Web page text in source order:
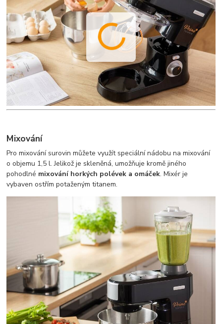
Mixování
Pro mixování surovin můžete využít speciální nádobu na mixování
o objemu 1,5 l. Jelikož je skleněná, umožňuje kromě jiného
pohodlné mixování horkých polévek a omáček. Mixér je
vybaven ostřím potaženým titanem.